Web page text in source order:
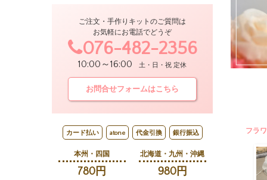
フラ
ご注文・手作りキットのご質問は
お気軽にお電話でどうぞ
076-482-2356
10:00～16:00 土・日・祝 定休
お問合せフォームはこちら
カード払い atone 代金引換 銀行振込
本州・四国
780円
北海道・九州・沖縄
980円